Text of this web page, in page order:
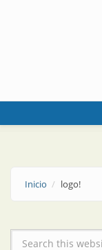
Inicio logo!